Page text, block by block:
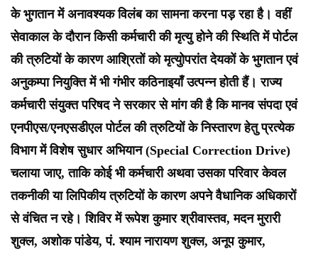
के भुगतान में अनावश्यक विलंब का सामना करना पड़ रहा है। वहीं
सेवाकाल के दौरान किसी कर्मचारी की मृत्यु होने की स्थिति में पोर्टल
की त्रुटियों के कारण आश्रितों को मृत्युोपरांत देयकों के भुगतान एवं
अनुकम्पा नियुक्ति में भी गंभीर कठिनाइयाँ उत्पन्न होती हैं। राज्य
कर्मचारी संयुक्त परिषद ने सरकार से मांग की है कि मानव संपदा एवं
एनपीएस/एनएसडीएल पोर्टल की त्रुटियों के निस्तारण हेतु प्रत्येक
विभाग में विशेष सुधार अभियान (Special Correction Drive)
चलाया जाए, ताकि कोई भी कर्मचारी अथवा उसका परिवार केवल
तकनीकी या लिपिकीय त्रुटियों के कारण अपने वैधानिक अधिकारों
से वंचित न रहे। शिविर में रूपेश कुमार श्रीवास्तव, मदन मुरारी
शुक्ल, अशोक पांडेय, पं. श्याम नारायण शुक्ल, अनूप कुमार,